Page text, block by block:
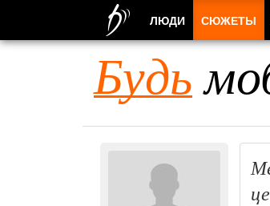
Будь
ЛЮДИ СЮЖЕТЫ